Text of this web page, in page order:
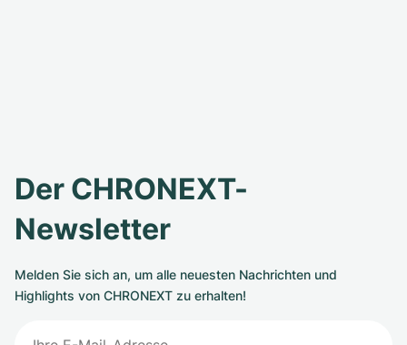
Der CHRONEXT-
Newsletter
Melden Sie sich an, um alle neuesten Nachrichten und
Highlights von CHRONEXT zu erhalten!